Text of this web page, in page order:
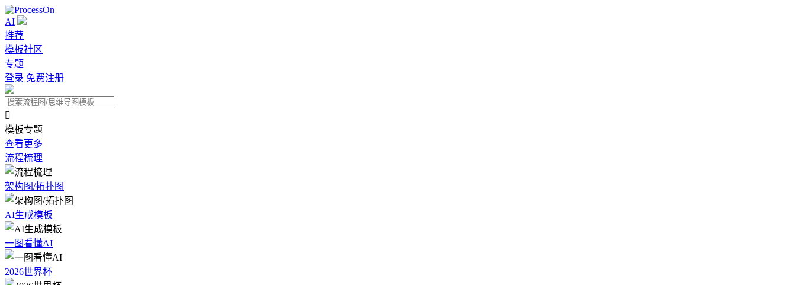
AI
推荐
模板社区
专题
登录 免费注册

模板专题
查看更多
流程梳理
架构图/拓扑图
AI生成模板
一图看懂AI
2026世界杯